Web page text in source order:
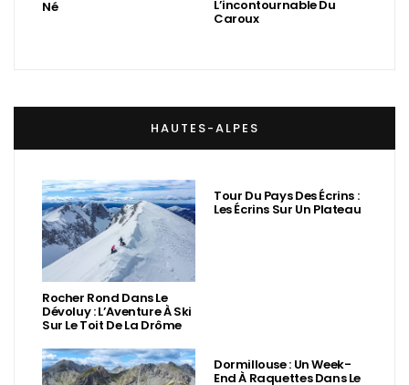
Né L’incontournable Du
Caroux
HAUTES-ALPES
Rocher Rond Dans Le
Dévoluy : L’Aventure À Ski
Sur Le Toit De La Drôme
Tour Du Pays Des Écrins :
Les Écrins Sur Un Plateau
Dormillouse : Un Week-
End À Raquettes Dans Le